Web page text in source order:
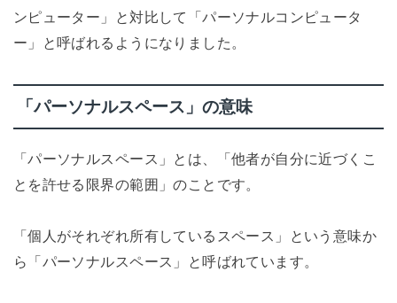
ンピューター」と対比して「パーソナルコンピュータ
ー」と呼ばれるようになりました。
「パーソナルスペース」の意味
「パーソナルスペース」とは、「他者が自分に近づくこ
とを許せる限界の範囲」のことです。
「個人がそれぞれ所有しているスペース」という意味か
ら「パーソナルスペース」と呼ばれています。